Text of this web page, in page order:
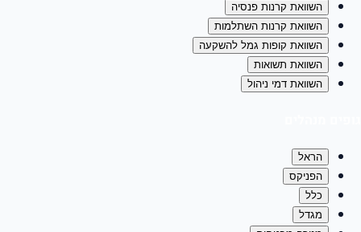
השוואת קרנות פנסיה
השוואת קרנות השתלמות
השוואת קופות גמל להשקעה
השוואת תשואות
השוואת דמי ניהול
הראל
הפניקס
כלל
מגדל